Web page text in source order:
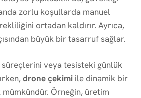
zorlu koşullarda manuel
ortadan kaldırır. Ayrıca,
büyük bir tasarruf sağlar.
süreçlerini veya tesisteki günlük
drone çekimi ile dinamik bir
Örneğin, üretim